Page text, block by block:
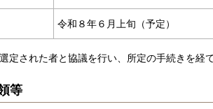
令和８年６月上旬（予定）
定された者と協議を行い、所定の手続きを経
等